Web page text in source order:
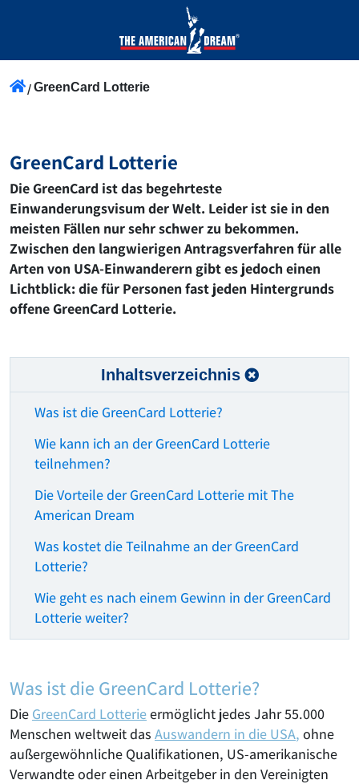
GreenCard Lotterie
GreenCard Lotterie
Die GreenCard ist das begehrteste
Einwanderungsvisum der Welt. Leider ist sie in den
meisten Fällen nur sehr schwer zu bekommen.
Zwischen den langwierigen Antragsverfahren für alle
Arten von USA-Einwanderern gibt es jedoch einen
Lichtblick: die für Personen fast jeden Hintergrunds
offene GreenCard Lotterie.
Inhaltsverzeichnis
Was ist die GreenCard Lotterie?
Wie kann ich an der GreenCard Lotterie
teilnehmen?
Die Vorteile der GreenCard Lotterie mit The
American Dream
Was kostet die Teilnahme an der GreenCard
Lotterie?
Wie geht es nach einem Gewinn in der GreenCard
Lotterie weiter?
Was ist die GreenCard Lotterie?
Die GreenCard Lotterieermöglicht jedes Jahr 55.000
Menschen weltweit das Auswandern in die USA, ohne
außergewöhnliche Qualifikationen, US-amerikanische
Verwandte oder einen Arbeitgeber in den Vereinigten